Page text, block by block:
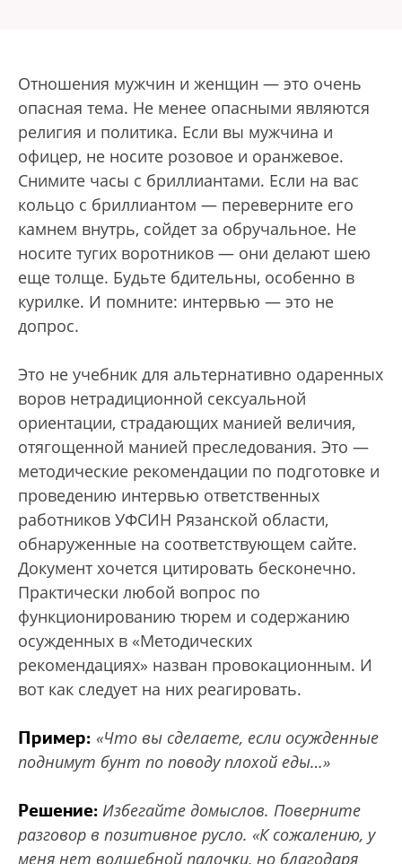
Отношения мужчин и женщин — это очень
опасная тема. Не менее опасными являются
религия и политика. Если вы мужчина и
офицер, не носите розовое и оранжевое.
Снимите часы с бриллиантами. Если на вас
кольцо с бриллиантом — переверните его
камнем внутрь, сойдет за обручальное. Не
носите тугих воротников — они делают шею
еще толще. Будьте бдительны, особенно в
курилке. И помните: интервью — это не
допрос.
Это не учебник для альтернативно одаренных
воров нетрадиционной сексуальной
ориентации, страдающих манией величия,
отягощенной манией преследования. Это —
методические рекомендации по подготовке и
проведению интервью ответственных
работников УФСИН Рязанской области,
обнаруженные на соответствующем сайте.
Документ хочется цитировать бесконечно.
Практически любой вопрос по
функционированию тюрем и содержанию
осужденных в «Методических
рекомендациях» назван провокационным. И
вот как следует на них реагировать.
Пример: «Что вы сделаете, если осужденные
поднимут бунт по поводу плохой еды…»
Решение: Избегайте домыслов. Поверните
разговор в позитивное русло. «К сожалению, у
меня нет волшебной палочки, но благодаря